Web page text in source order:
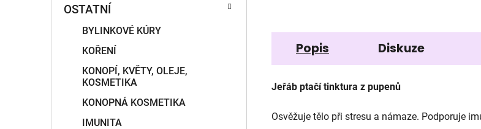
OSTATNÍ
BYLINKOVÉ KÚRY
KOŘENÍ
KONOPÍ, KVĚTY, OLEJE,
KOSMETIKA
KONOPNÁ KOSMETIKA
IMUNITA
Popis Diskuze
Jeřáb ptačí tinktura z pupenů
Osvěžuje tělo při stresu a námaze. Podporuje